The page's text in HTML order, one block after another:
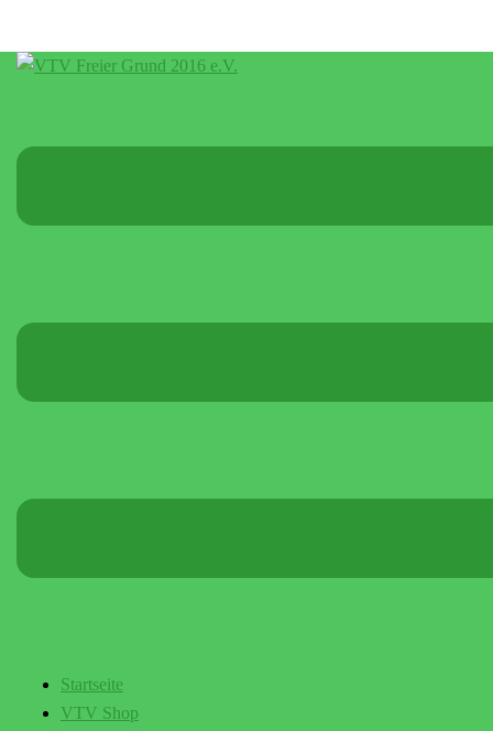
Startseite
VTV Shop